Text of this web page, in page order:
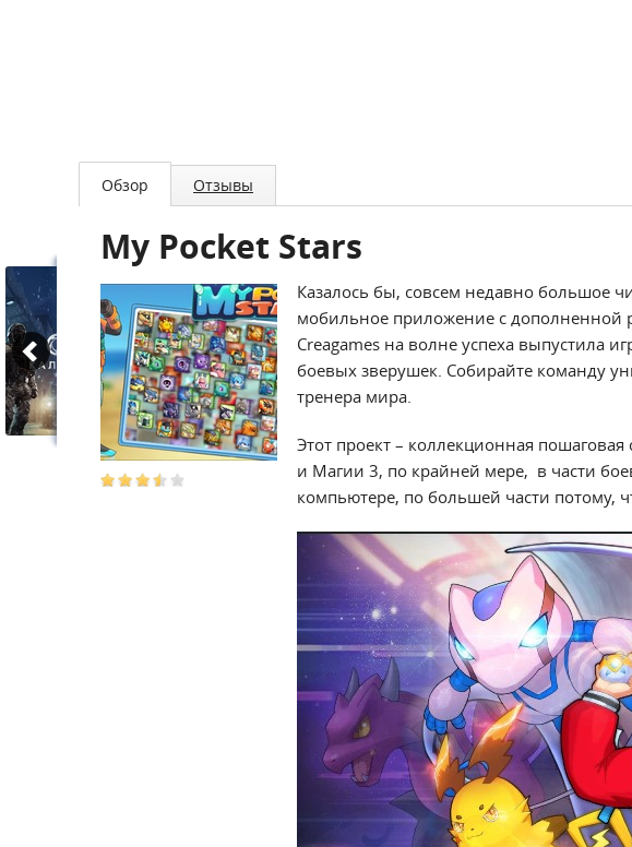
Обзор Отзывы
My Pocket Stars
Казалось бы, совсем недавно большое
мобильное приложение с дополненной
Creagames на волне успеха выпустила
боевых зверушек. Собирайте команду
тренера мира.
Этот проект – коллекционная
и Магии 3, по крайней мере, в части
компьютере, по большей части потому,